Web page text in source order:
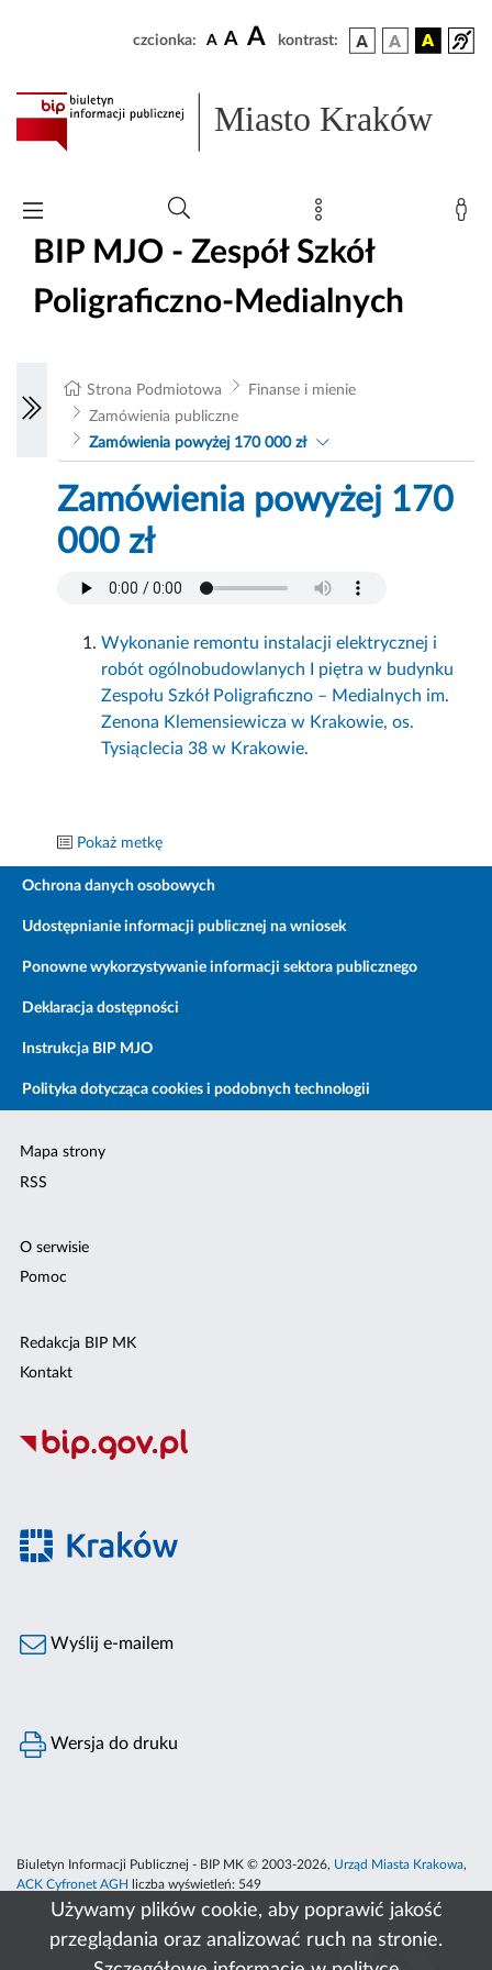
Używamy plików cookie, aby poprawić jakość
przeglądania oraz analizować ruch na stronie.
czcionka: A A A kontrast:
Miasto Kraków
BIP MJO - Zespół Szkół
Poligraficzno-Medialnych
Strona Podmiotowa
Finanse i mienie
Zamówienia publiczne
Zamówienia powyżej 170 000 zł
Zamówienia powyżej 170
000 zł
Wykonanie remontu instalacji elektrycznej i
robót ogólnobudowlanych I piętra w budynku
Zespołu Szkół Poligraficzno – Medialnych im.
Zenona Klemensiewicza w Krakowie, os.
Tysiąclecia 38 w Krakowie.
Pokaż metkę
Ochrona danych osobowych
Udostępnianie informacji publicznej na wniosek
Ponowne wykorzystywanie informacji sektora publicznego
Deklaracja dostępności
Instrukcja BIP MJO
Polityka dotycząca cookies i podobnych technologii
Mapa strony
RSS
O serwisie
Pomoc
Redakcja BIP MK
Kontakt
Wyślij e-mailem
Wersja do druku
Biuletyn Informacji Publicznej - BIP MK © 2003-2026, Urząd Miasta Krakowa,
ACK Cyfronet AGH
liczba wyświetleń: 549